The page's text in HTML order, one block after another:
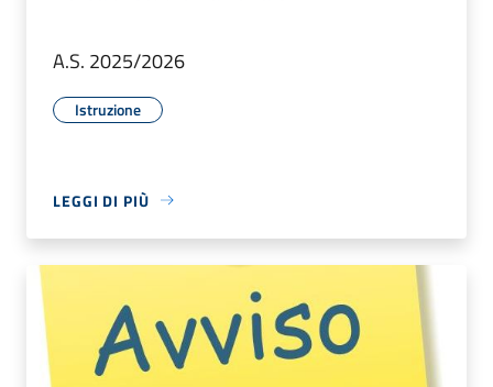
A.S. 2025/2026
Istruzione
LEGGI DI PIÙ